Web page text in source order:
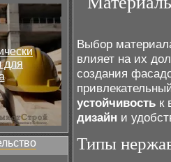
для
Выбор
влияет на их
создания
устойчивость к
дизайн и
Типы